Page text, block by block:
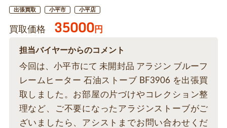
出張買取 小平市 小平店
買取価格 35000円
担当バイヤーからのコメント
今回は、小平市にて 未開封品 アラジン ブルーフ
レームヒーター 石油ストーブ BF3906 を出張買
取しました。お部屋の片づけやコレクション整
理など、ご不要になったアラジンストーブがご
ざいましたら、アシストまでお問い合わせくだ